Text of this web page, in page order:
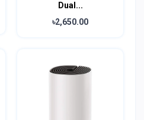
Dual...
৳2,650.00